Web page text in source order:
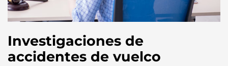
Investigaciones de
accidentes de vuelco